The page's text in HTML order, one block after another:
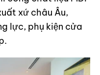
xứ châu Âu,
lực, phụ kiện cửa